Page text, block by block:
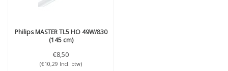
PhilipsMASTER TL5 HO 49W/830
(145 cm)
€8,50
(€10,29 Incl. btw)